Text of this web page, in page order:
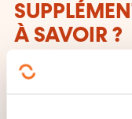
À SAVOIR ?
Le cours a 4
espagnol ou